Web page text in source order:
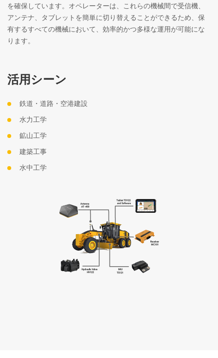
を確保しています。オペレーターは、これらの機械間で受信機、
アンテナ、タブレットを簡単に切り替えることができるため、保
有するすべての機械において、効率的かつ多様な運用が可能にな
ります。
活用シーン
鉄道・道路・空港建設
水力工学
鉱山工学
建築工事
水中工学